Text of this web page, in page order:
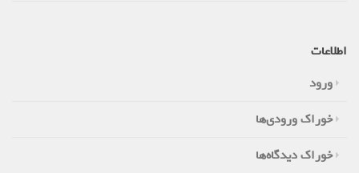
اطلاعات
ورود
خوراک ورودی‌ها
خوراک دیدگاه‌ها